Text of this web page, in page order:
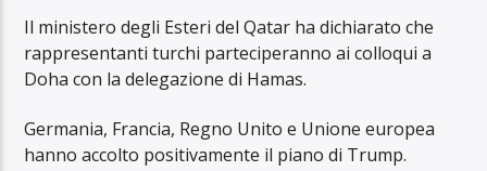
Il ministero degli Esteri del Qatar ha dichiarato che
rappresentanti turchi parteciperanno ai colloqui a
Doha con la delegazione di Hamas.
Germania, Francia, Regno Unito e Unione europea
hanno accolto positivamente il piano di Trump.